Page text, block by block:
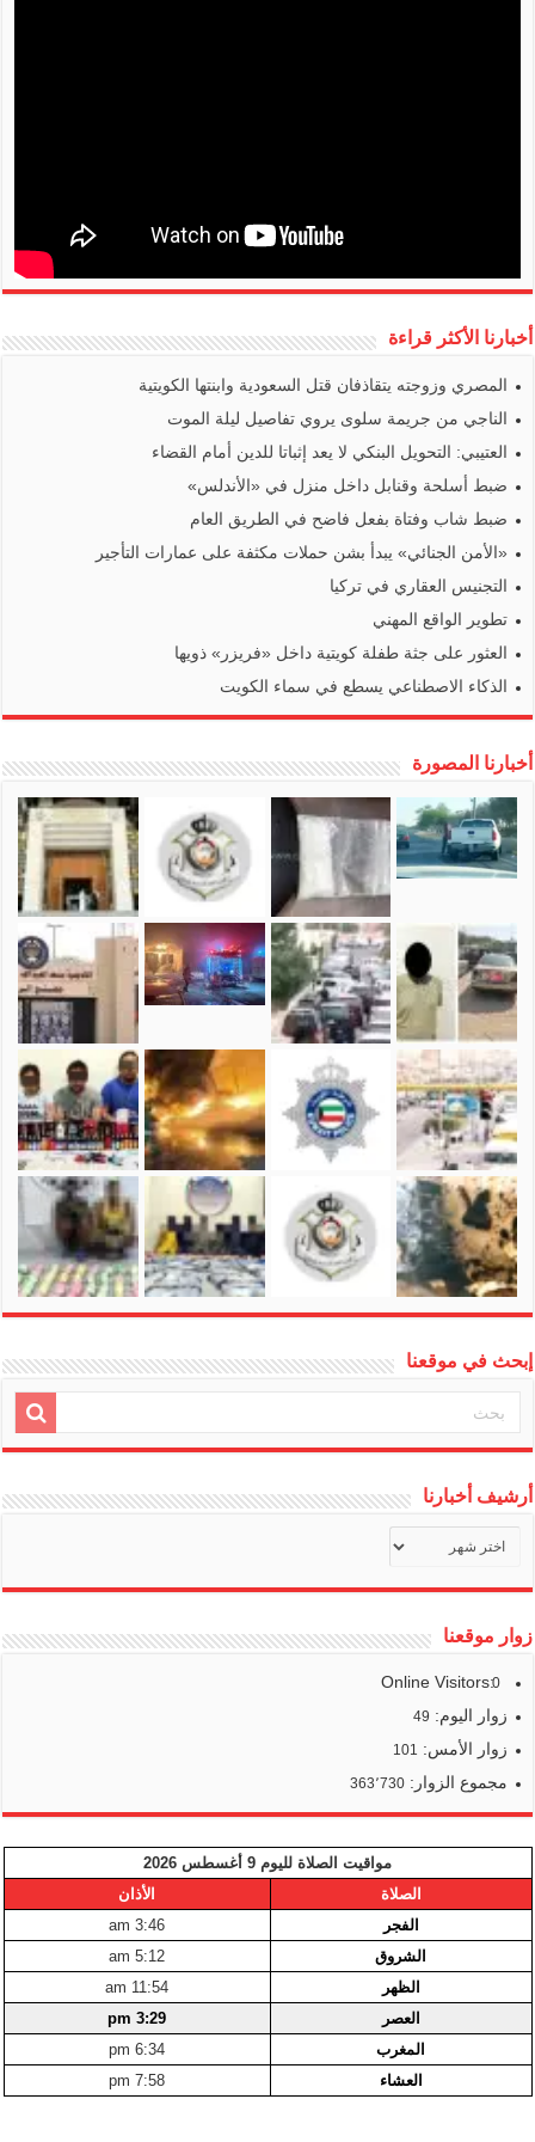
أخبارنا الأكثر قراءة
المصري وزوجته يتقاذفان قتل السعودية وابنتها الكويتية
الناجي من جريمة سلوى يروي تفاصيل ليلة الموت
العتيبي: التحويل البنكي لا يعد إثباتا للدين أمام القضاء
ضبط أسلحة وقنابل داخل منزل في «الأندلس»
ضبط شاب وفتاة بفعل فاضح في الطريق العام
«الأمن الجنائي» يبدأ بشن حملات مكثفة على عمارات التأجير
التجنيس العقاري في تركيا
تطوير الواقع المهني
العثور على جثة طفلة كويتية داخل «فريزر» ذويها
الذكاء الاصطناعي يسطع في سماء الكويت
أخبارنا المصورة
إبحث في موقعنا
أرشيف أخبارنا
أرشيف
أخبارنا
زوار موقعنا
Online Visitors:
0
زوار اليوم: 49
زوار الأمس: 101
مجموع الزوار:363٬730
مواقيت الصلاة لليوم 9 أغسطس 2026
الصلاة
الأذان
الفجر
3:46 am
الشروق
5:12 am
الظهر
11:54 am
العصر
3:29 pm
المغرب
6:34 pm
العشاء
7:58 pm